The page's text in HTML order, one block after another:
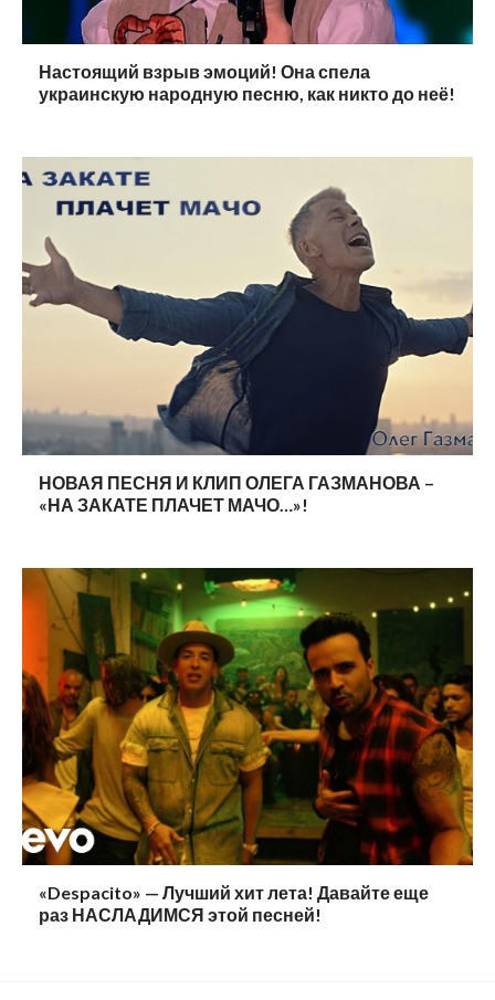
Настоящий взрыв эмоций! Она спела
украинскую народную песню, как никто до неё!
НОВАЯ ПЕСНЯ И КЛИП ОЛЕГА ГАЗМАНОВА –
«НА ЗАКАТЕ ПЛАЧЕТ МАЧО…»!
«Despacito» — Лучший хит лета! Давайте еще
раз НАСЛАДИМСЯ этой песней!